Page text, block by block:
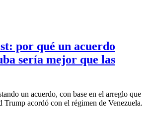
por qué un acuerdo
sería mejor que las
un acuerdo, con base en el arreglo que
Trump acordó con el régimen de Venezuela.